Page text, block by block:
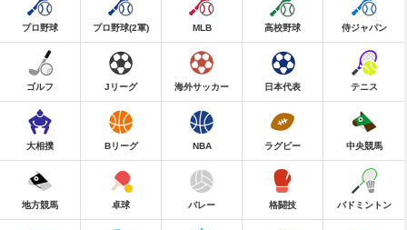
プロ野球 プロ野球(2軍) MLB 高校野球 侍ジャパン
ゴルフ Jリーグ 海外サッカー 日本代表 テニス
大相撲 Bリーグ NBA ラグビー 中央競馬
地方競馬 卓球 バレー 格闘技 バドミントン